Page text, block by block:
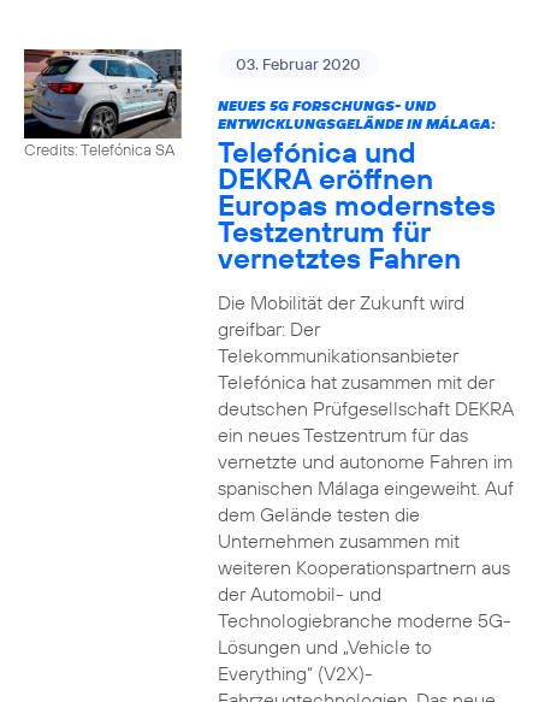
Credits: Telefónica SA
03. Februar 2020
NEUES 5G FORSCHUNGS- UND
ENTWICKLUNGSGELÄNDE IN MÁLAGA:
Telefónica und
DEKRA eröffnen
Europas modernstes
Testzentrum für
vernetztes Fahren
Die Mobilität der Zukunft wird
greifbar: Der
Telekommunikationsanbieter
Telefónica hat zusammen mit der
deutschen Prüfgesellschaft DEKRA
ein neues Testzentrum für das
vernetzte und autonome Fahren im
spanischen Málaga eingeweiht. Auf
dem Gelände testen die
Unternehmen zusammen mit
weiteren Kooperationspartnern aus
der Automobil- und
Technologiebranche moderne 5G-
Lösungen und „Vehicle to
Everything“ (V2X)-